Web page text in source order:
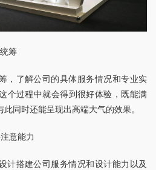
筹
，了解公司的具体服务情况和专业实
个过程中就会得到很好体验，既能满
同时还能呈现出高端大气的效果。
意能力
计搭建公司服务情况和设计能力以及